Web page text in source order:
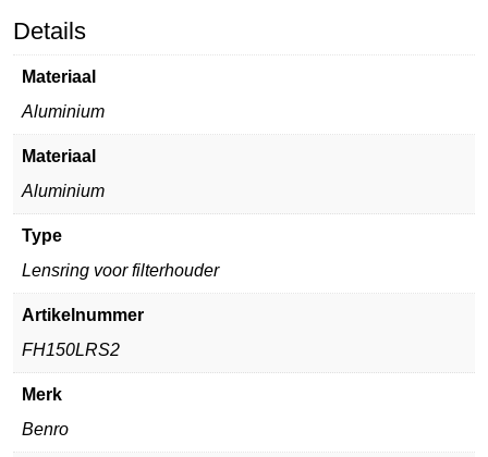
Details
Materiaal
Aluminium
Materiaal
Aluminium
Type
Lensring voor filterhouder
Artikelnummer
FH150LRS2
Merk
Benro